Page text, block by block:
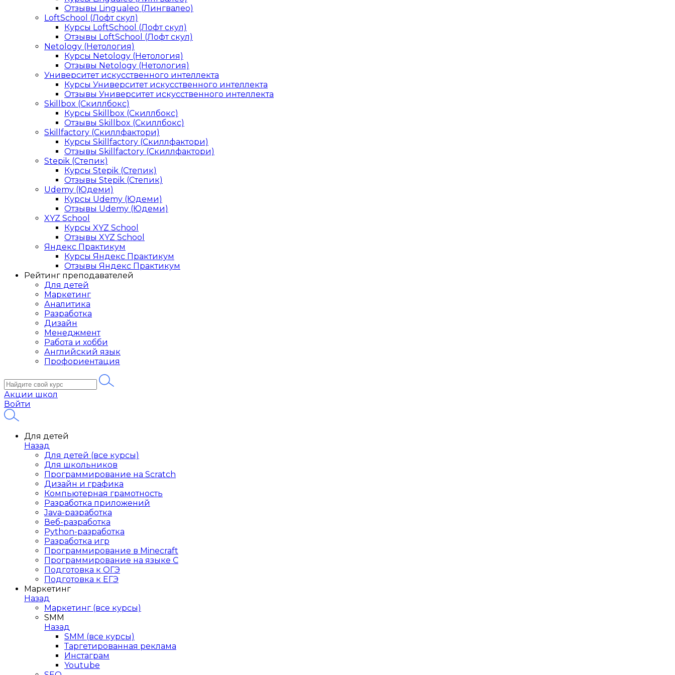
Отзывы Lingualeo (Лингвалео)
LoftSchool (Лофт скул)
Курсы LoftSchool (Лофт скул)
Отзывы LoftSchool (Лофт скул)
Netology (Нетология)
Курсы Netology (Нетология)
Отзывы Netology (Нетология)
Университет искусственного интеллекта
Курсы Университет искусственного интеллекта
Отзывы Университет искусственного интеллекта
Skillbox (Скиллбокс)
Курсы Skillbox (Скиллбокс)
Отзывы Skillbox (Скиллбокс)
Skillfactory (Скиллфактори)
Курсы Skillfactory (Скиллфактори)
Отзывы Skillfactory (Скиллфактори)
Stepik (Степик)
Курсы Stepik (Степик)
Отзывы Stepik (Степик)
Udemy (Юдеми)
Курсы Udemy (Юдеми)
Отзывы Udemy (Юдеми)
XYZ School
Курсы XYZ School
Отзывы XYZ School
Яндекс Практикум
Курсы Яндекс Практикум
Отзывы Яндекс Практикум
Рейтинг преподавателей
Для детей
Маркетинг
Аналитика
Разработка
Дизайн
Менеджмент
Работа и хобби
Английский язык
Профориентация
Акции школ
Войти
Для детей
Назад
Для детей (все курсы)
Для школьников
Программирование на Scratch
Дизайн и графика
Компьютерная грамотность
Разработка приложений
Java-разработка
Веб-разработка
Python-разработка
Разработка игр
Программирование в Minecraft
Программирование на языке C
Подготовка к ОГЭ
Подготовка к ЕГЭ
Маркетинг
Назад
Маркетинг (все курсы)
SMM
Назад
SMM (все курсы)
Таргетированная реклама
Инстаграм
Youtube